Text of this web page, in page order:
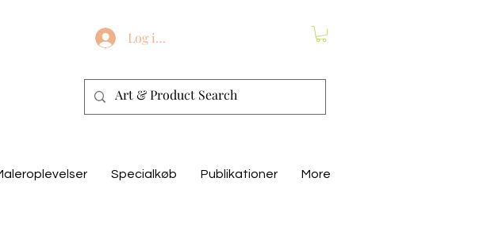
Log ind
Specialkøb Publikationer More